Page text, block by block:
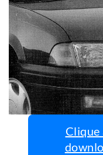
Clique